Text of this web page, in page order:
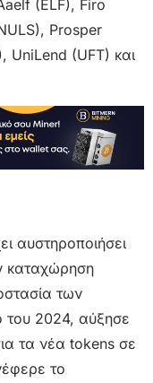
(ELF), Firo
Prosper
UniLend (UFT) και
αυστηροποιήσει
καταχώρηση
των
του 2024, αύξησε
τα νέα tokens σε
το